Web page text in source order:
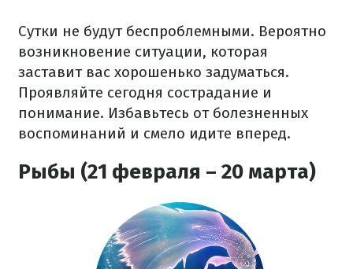
Сутки не будут беспроблемными. Вероятно
возникновение ситуации, которая
заставит вас хорошенько задуматься.
Проявляйте сегодня сострадание и
понимание. Избавьтесь от болезненных
воспоминаний и смело идите вперед.
Рыбы (21 февраля – 20 марта)